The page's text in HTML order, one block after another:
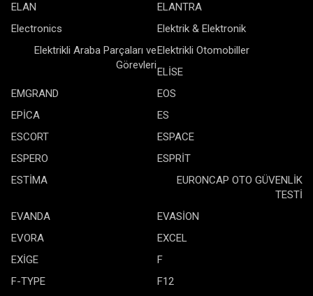
ELAN
ELANTRA
Electronics
Elektrik & Elektronik
Elektrikli Araba Parçaları ve
Görevleri
Elektrikli Otomobiller
ELİSE
EMGRAND
EOS
EPİCA
ES
ESCORT
ESPACE
ESPERO
ESPRİT
ESTİMA
EURONCAP OTO GÜVENLİK
TESTİ
EVANDA
EVASİON
EVORA
EXCEL
EXİGE
F
F-TYPE
F12